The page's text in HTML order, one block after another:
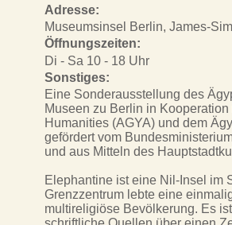
Adresse:
Museumsinsel Berlin, James-
Öffnungszeiten:
Di - Sa 10 - 18 Uhr
Sonstiges:
Eine Sonderausstellung des
Museen zu Berlin in
Humanities (AGYA) und dem
gefördert vom
und aus Mitteln des
Elephantine ist eine Nil-Insel im
Grenzzentrum lebte eine
multireligiöse Bevölkerung. Es